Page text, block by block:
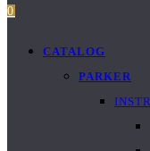
0
CATALOG
PARKER